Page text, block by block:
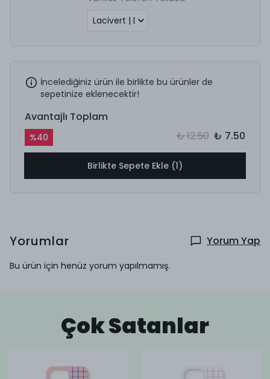
İncelediğiniz ürün ile birlikte bu ürünler de
sepetinize eklenecektir!
Avantajlı Toplam
%40 ₺ 12.50 ₺ 7.50
Birlikte Sepete Ekle (1)
Yorumlar Yorum Yap
Bu ürün için henüz yorum yapılmamış.
Çok Satanlar